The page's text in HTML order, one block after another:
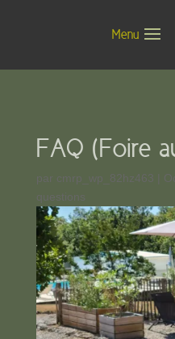
Menu
FAQ (Foire
par cmrp_wp_82hz463
questions